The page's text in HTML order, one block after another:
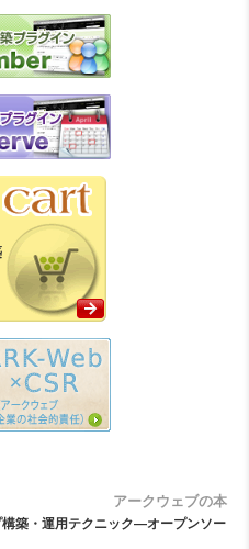
アークウェブの本
築・運用テクニック―オープンソー